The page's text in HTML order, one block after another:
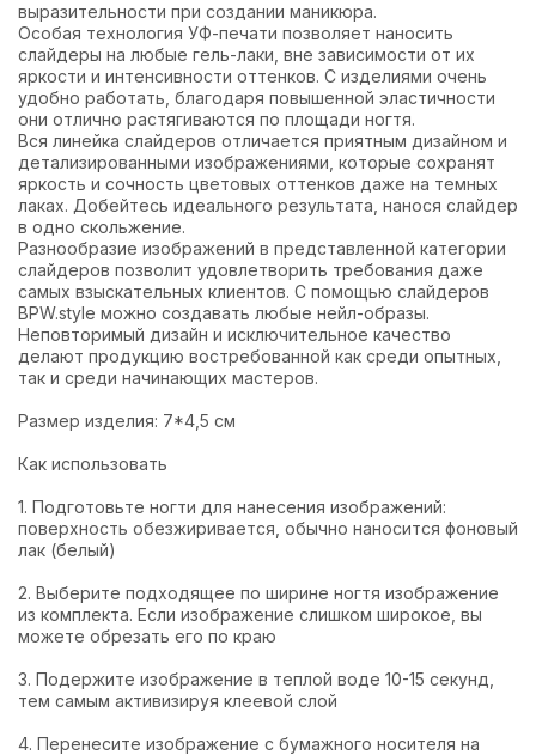
выразительности при создании маникюра.
Особая технология УФ-печати позволяет наносить
слайдеры на любые гель-лаки, вне зависимости от их
яркости и интенсивности оттенков. С изделиями очень
удобно работать, благодаря повышенной эластичности
они отлично растягиваются по площади ногтя.
Вся линейка слайдеров отличается приятным дизайном и
детализированными изображениями, которые сохранят
яркость и сочность цветовых оттенков даже на темных
лаках. Добейтесь идеального результата, нанося слайдер
в одно скольжение.
Разнообразие изображений в представленной категории
слайдеров позволит удовлетворить требования даже
самых взыскательных клиентов. С помощью слайдеров
BPW.style можно создавать любые нейл-образы.
Неповторимый дизайн и исключительное качество
делают продукцию востребованной как среди опытных,
так и среди начинающих мастеров.
Размер изделия: 7*4,5 см
Как использовать
1. Подготовьте ногти для нанесения изображений:
поверхность обезжиривается, обычно наносится фоновый
лак (белый)
2. Выберите подходящее по ширине ногтя изображение
из комплекта. Если изображение слишком широкое, вы
можете обрезать его по краю
3. Подержите изображение в теплой воде 10-15 секунд,
тем самым активизируя клеевой слой
4. Перенесите изображение с бумажного носителя на